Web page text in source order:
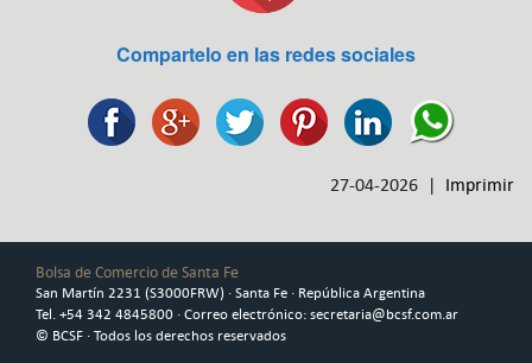
Compartelo en las redes sociales
27-04-2026 | Imprimir
Bolsa de Comercio de Santa Fe
San Martín 2231 (S3000FRW) · Santa Fe · República Argentina
Tel. +54 342 4845800 · Correo electrónico: secretaria@bcsf.com.ar
© BCSF · Todos los derechos reservados